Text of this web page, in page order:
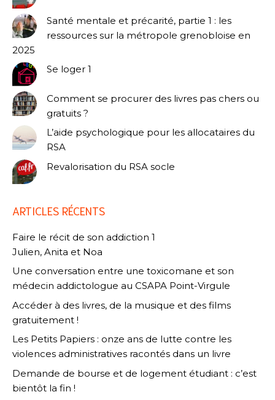
Santé mentale et précarité, partie 1 : les
ressources sur la métropole grenobloise en
2025
Se loger 1
Comment se procurer des livres pas chers ou
gratuits ?
L’aide psychologique pour les allocataires du
RSA
Revalorisation du RSA socle
ARTICLES RÉCENTS
Faire le récit de son addiction 1
Julien, Anita et Noa
Une conversation entre une toxicomane et son
médecin addictologue au CSAPA Point-Virgule
Accéder à des livres, de la musique et des films
gratuitement !
Les Petits Papiers : onze ans de lutte contre les
violences administratives racontés dans un livre
Demande de bourse et de logement étudiant : c’est
bientôt la fin !